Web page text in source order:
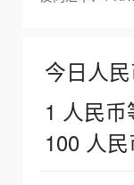
今日人民
1 人民
100 人